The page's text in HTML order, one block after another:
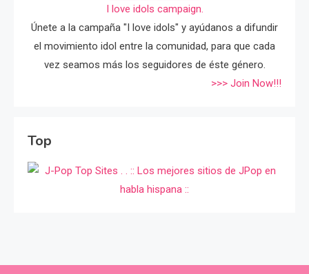
I love idols campaign.
Únete a la campaña "I love idols" y ayúdanos a difundir
el movimiento idol entre la comunidad, para que cada
vez seamos más los seguidores de éste género.
>>> Join Now!!!
Top